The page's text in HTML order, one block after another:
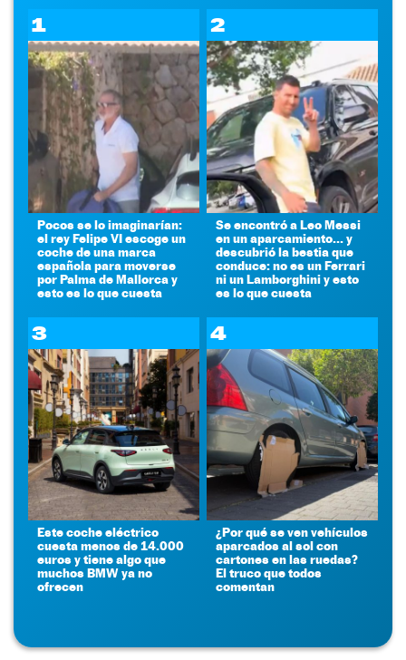
1
Pocos se lo imaginarían:
el rey Felipe VI escoge un
coche de una marca
española para moverse
por Palma de Mallorca y
esto es lo que cuesta
2
Se encontró a Leo Messi
en un aparcamiento... y
descubrió la bestia que
conduce: no es un Ferrari
ni un Lamborghini y esto
es lo que cuesta
3
Este coche eléctrico
cuesta menos de 14.000
euros y tiene algo que
muchos BMW ya no
ofrecen
4
¿Por qué se ven vehículos
aparcados al sol con
cartones en las ruedas?
El truco que todos
comentan